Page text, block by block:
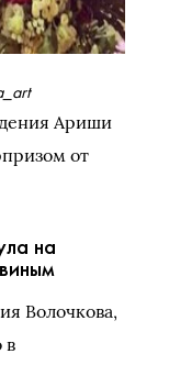
Ариши
от
на
Волочкова,
в